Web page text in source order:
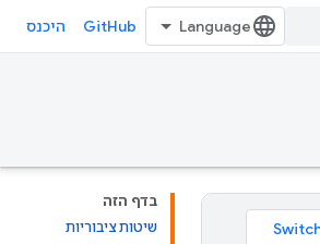
GitHub היכנס
בדף הזה
שיטות ציבוריות